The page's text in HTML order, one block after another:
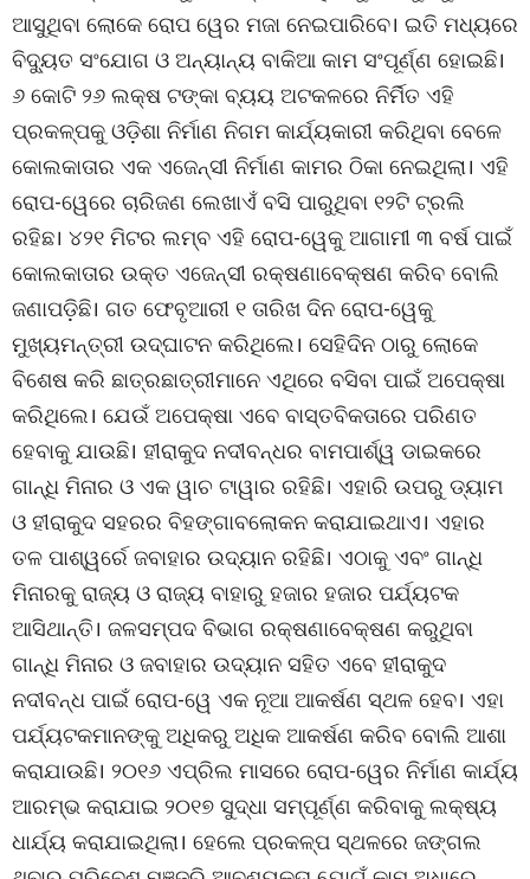
ଆସୁଥିବା ଲୋକେ ରୋପ ୱେର ମଜା ନେଇପାରିବେ। ଇତି ମଧ୍ୟରେ
ବିଦ୍ୟୁତ ସଂଯୋଗ ଓ ଅନ୍ୟାନ୍ୟ ବାକିଆ କାମ ସଂପୂର୍ଣ୍ଣ ହୋଇଛି।
୬ କୋଟି ୨୬ ଲକ୍ଷ ଟଙ୍କା ବ୍ୟୟ ଅଟକଳରେ ନିର୍ମିତ ଏହି
ପ୍ରକଳ୍ପକୁ ଓଡ଼ିଶା ନିର୍ମାଣ ନିଗମ କାର୍ଯ୍ୟକାରୀ କରିଥିବା ବେଳେ
କୋଲକାତାର ଏକ ଏଜେନ୍ସୀ ନିର୍ମାଣ କାମର ଠିକା ନେଇଥିଲା। ଏହି
ରୋପ-ୱେରେ ଚାରିଜଣ ଲେଖାଏଁ ବସି ପାରୁଥିବା ୧୨ଟି ଟ୍ରଲି
ରହିଛ। ୪୨୧ ମିଟର ଲମ୍ବ ଏହି ରୋପ-ୱେକୁ ଆଗାମୀ ୩ ବର୍ଷ ପାଇଁ
କୋଲକାତାର ଉକ୍ତ ଏଜେନ୍ସୀ ରକ୍ଷଣାବେକ୍ଷଣ କରିବ ବୋଲି
ଜଣାପଡ଼ିଛି। ଗତ ଫେବୃଆରୀ ୧ ତାରିଖ ଦିନ ରୋପ-ୱେକୁ
ମୁଖ୍ୟମନ୍ତ୍ରୀ ଉଦ୍‌ଘାଟନ କରିଥିଲେ। ସେହିଦିନ ଠାରୁ ଲୋକେ
ବିଶେଷ କରି ଛାତ୍ରଛାତ୍ରୀମାନେ ଏଥିରେ ବସିବା ପାଇଁ ଅପେକ୍ଷା
କରିଥିଲେ। ଯେଉଁ ଅପେକ୍ଷା ଏବେ ବାସ୍ତବିକତାରେ ପରିଣତ
ହେବାକୁ ଯାଉଛି। ହୀରାକୁଦ ନଦୀବନ୍ଧର ବାମପାର୍ଶ୍ୱ ଡାଇକରେ
ଗାନ୍ଧି ମିନାର ଓ ଏକ ୱାଚ ଟାୱାର ରହିଛି। ଏହାରି ଉପରୁ ଡ୍ୟାମ
ଓ ହୀରାକୁଦ ସହରର ବିହଙ୍ଗାବଲୋକନ କରାଯାଇଥାଏ। ଏହାର
ତଳ ପାଶ୍ୱର୍ରେ ଜବାହାର ଉଦ୍ୟାନ ରହିଛି। ଏଠାକୁ ଏବଂ ଗାନ୍ଧି
ମିନାରକୁ ରାଜ୍ୟ ଓ ରାଜ୍ୟ ବାହାରୁ ହଜାର ହଜାର ପର୍ଯ୍ୟଟକ
ଆସିଥାନ୍ତି। ଜଳସମ୍ପଦ ବିଭାଗ ରକ୍ଷଣାବେକ୍ଷଣ କରୁଥିବା
ଗାନ୍ଧି ମିନାର ଓ ଜବାହାର ଉଦ୍ୟାନ ସହିତ ଏବେ ହୀରାକୁଦ
ନଦୀବନ୍ଧ ପାଇଁ ରୋପ-ୱେ ଏକ ନୂଆ ଆକର୍ଷଣ ସ୍ଥଳ ହେବ। ଏହା
ପର୍ଯ୍ୟଟକମାନଙ୍କୁ ଅଧିକରୁ ଅଧିକ ଆକର୍ଷଣ କରିବ ବୋଲି ଆଶା
କରାଯାଉଛି। ୨୦୧୬ ଏପ୍ରିଲ ମାସରେ ରୋପ-ୱେର ନିର୍ମାଣ କାର୍ଯ୍ୟ
ଆରମ୍ଭ କରାଯାଇ ୨୦୧୭ ସୁଦ୍ଧା ସମ୍ପୂର୍ଣ୍ଣ କରିବାକୁ ଲକ୍ଷ୍ୟ
ଧାର୍ଯ୍ୟ କରାଯାଇଥିଲା। ହେଲେ ପ୍ରକଳ୍ପ ସ୍ଥଳରେ ଜଙ୍ଗଲ